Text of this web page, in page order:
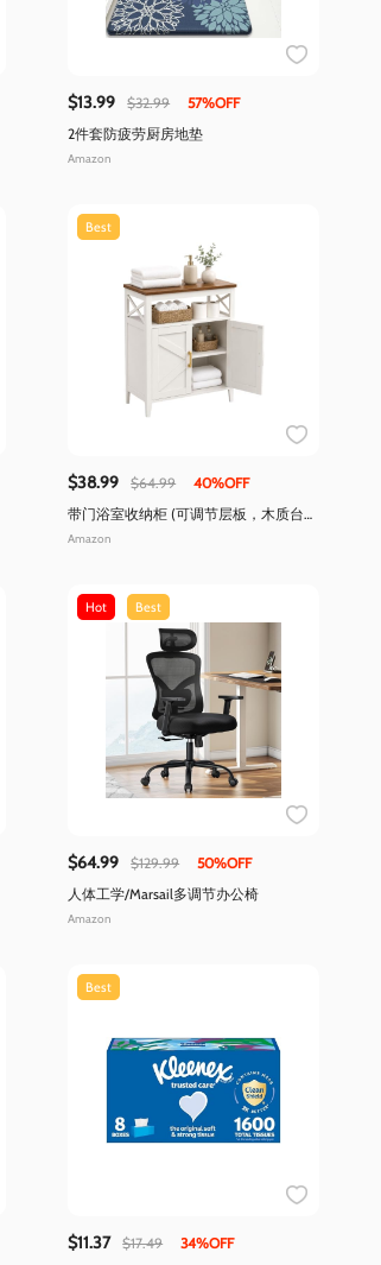
$13.99 $32.99
57%OFF
2件套防疲劳厨房地垫
Amazon
Best
$38.99 $64.99
40%OFF
带门浴室收纳柜 (可调节层板，木质台
面)
Amazon
Hot Best
$64.99 $129.99
50%OFF
人体工学/Marsail多调节办公椅
Amazon
Best
$11.37 $17.49 34%OFF